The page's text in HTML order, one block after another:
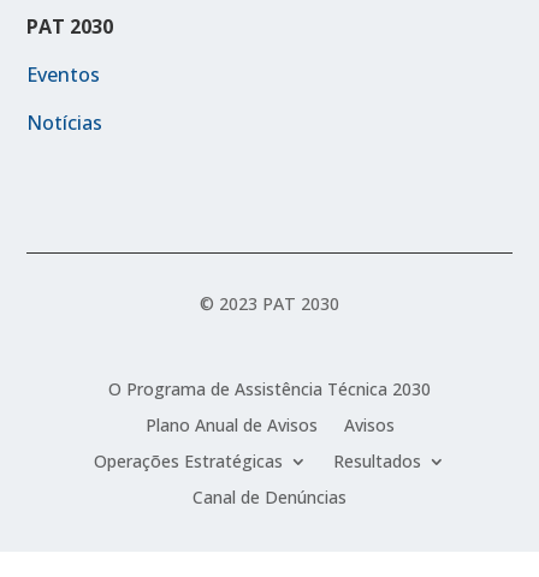
PAT 2030
Eventos
Notícias
© 2023 PAT 2030
O Programa de Assistência Técnica 2030
Plano Anual de Avisos
Avisos
Operações Estratégicas
Resultados
Canal de Denúncias